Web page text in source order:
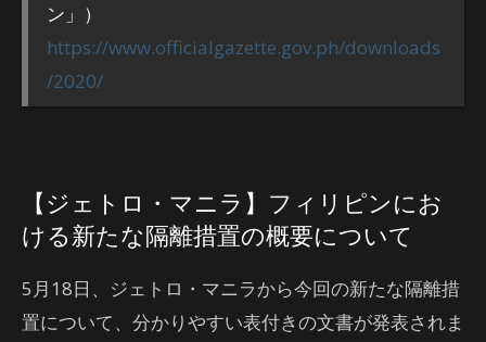
ン」）
https://www.officialgazette.gov.ph/downloads
/2020/
【ジェトロ・マニラ】フィリピンにお
ける新たな隔離措置の概要について
5月18日、ジェトロ・マニラから今回の新たな隔離措
置について、分かりやすい表付きの文書が発表されま